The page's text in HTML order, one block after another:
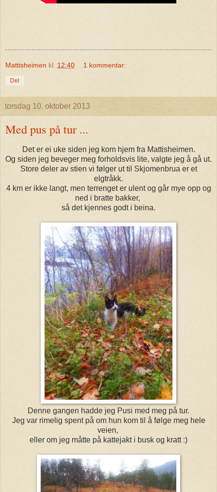
Mattisheimen kl. 12:40 1 kommentar:
Del
torsdag 10. oktober 2013
Med pus på tur ...
Det er ei uke siden jeg kom hjem fra Mattisheimen.
Og siden jeg beveger meg forholdsvis lite, valgte jeg å gå ut.
Store deler av stien vi følger ut til Skjomenbrua er et
elgtråkk.
4 km er ikke langt, men terrenget er ulent og går mye opp og
ned i bratte bakker,
så det kjennes godt i beina.
Denne gangen hadde jeg Pusi med meg på tur.
Jeg var rimelig spent på om hun kom til å følge meg hele
veien,
eller om jeg måtte på kattejakt i busk og kratt :)